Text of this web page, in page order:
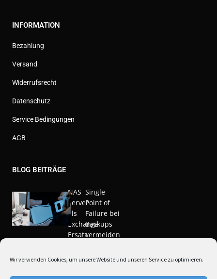
Wir verwenden Cookies, um unsere Website und unseren Service zu optimieren.
INFORMATION
Bezahlung
Versand
Widerrufsrecht
Datenschutz
Service Bedingungen
AGB
BLOG BEITRÄGE
NAS
Server
als
Exchange
Ersatz
Single
Point of
Failure bei
Backups
vermeiden